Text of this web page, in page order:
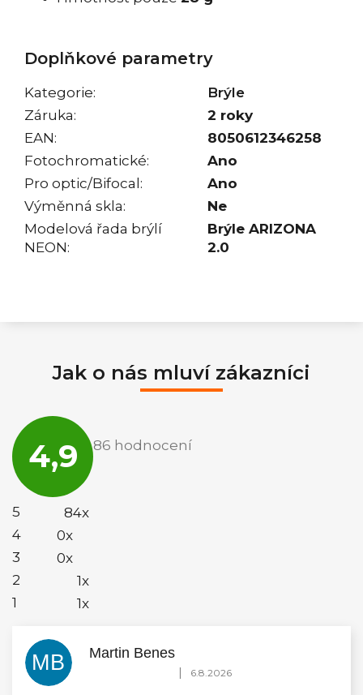
Doplňkové parametry
Kategorie:
Brýle
Záruka:
2 roky
EAN:
8050612346258
Fotochromatické:
Ano
Pro optic/Bifocal:
Ano
Výměnná skla:
Ne
Modelová řada brýlí
NEON:
Brýle ARIZONA
2.0
Jak o nás mluví zákazníci
4,9
obchodu
je
86 hodnocení
5
84x
4
0x
3
0x
2
1x
1
1x
MB Martin Benes
Hodnocení obchodu je 5 z 5 hvězdiček.
| 6.8.2026